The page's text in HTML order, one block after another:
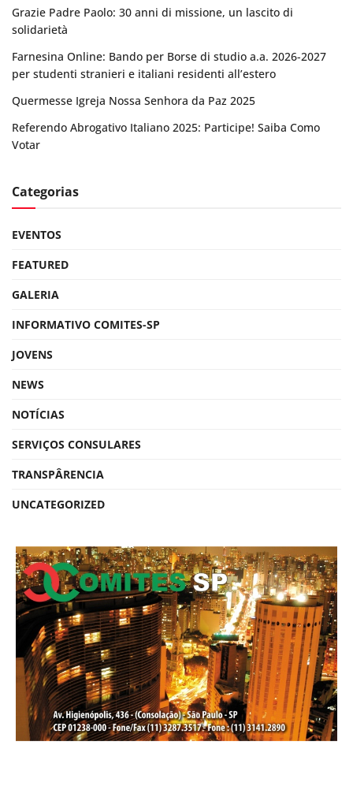
Grazie Padre Paolo: 30 anni di missione, un lascito di
solidarietà
Farnesina Online: Bando per Borse di studio a.a. 2026-2027
per studenti stranieri e italiani residenti all’estero
Quermesse Igreja Nossa Senhora da Paz 2025
Referendo Abrogativo Italiano 2025: Participe! Saiba Como
Votar
Categorias
EVENTOS
FEATURED
GALERIA
INFORMATIVO COMITES-SP
JOVENS
NEWS
NOTÍCIAS
SERVIÇOS CONSULARES
TRANSPÂRENCIA
UNCATEGORIZED